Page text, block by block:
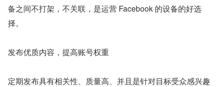
备之间不打架，不关联，是运营 Facebook 的设备的好选
择。
发布优质内容，提高账号权重
定期发布具有相关性、质量高、并且是针对目标受众感兴趣